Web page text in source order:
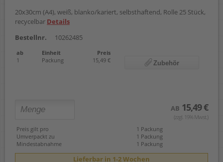
20x30cm (A4), weiß, blanko/kariert, selbsthaftend, Rolle 25 Stück,
recycelbar Details
Bestellnr.
10262485
ab Einheit
Preis
1
Packung 15,49 € Zubehör
AB 15,49 €
(zzgl. 19% Mwst.)
Preis gilt pro
1 Packung
Umverpackt zu
1 Packung
Mindestabnahme
1 Packung
Lieferbar in 1-2 Wochen